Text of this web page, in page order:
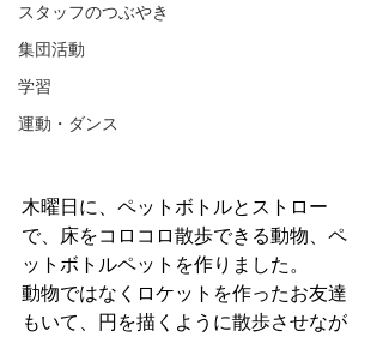
スタッフのつぶやき
集団活動
学習
運動・ダンス
木曜日に、ペットボトルとストロー
で、床をコロコロ散歩できる動物、ペ
ットボトルペットを作りました。
動物ではなくロケットを作ったお友達
もいて、円を描くように散歩させなが